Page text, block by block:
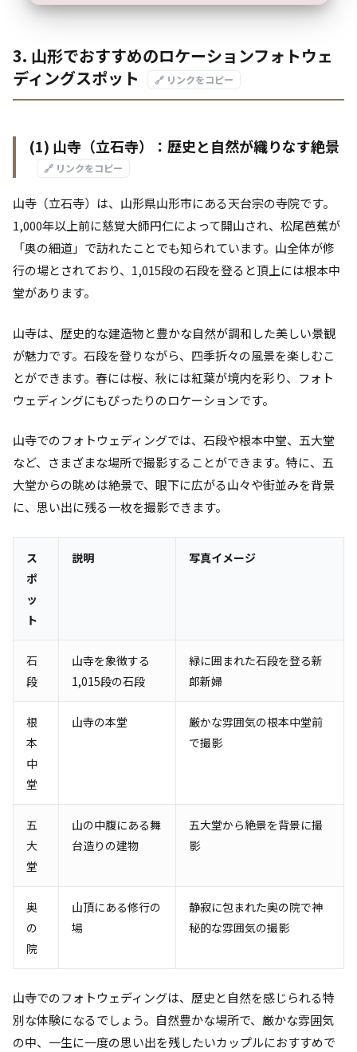
3. 山形でおすすめのロケーションフォトウェ
ディングスポット
🔗 リンクをコピー
(1) 山寺（立石寺）：歴史と自然が織りなす絶景
🔗 リンクをコピー
山寺（立石寺）は、山形県山形市にある天台宗の寺院です。
1,000年以上前に慈覚大師円仁によって開山され、松尾芭蕉が
「奥の細道」で訪れたことでも知られています。山全体が修
行の場とされており、1,015段の石段を登ると頂上には根本中
堂があります。
山寺は、歴史的な建造物と豊かな自然が調和した美しい景観
が魅力です。石段を登りながら、四季折々の風景を楽しむこ
とができます。春には桜、秋には紅葉が境内を彩り、フォト
ウェディングにもぴったりのロケーションです。
山寺でのフォトウェディングでは、石段や根本中堂、五大堂
など、さまざまな場所で撮影することができます。特に、五
大堂からの眺めは絶景で、眼下に広がる山々や街並みを背景
に、思い出に残る一枚を撮影できます。
ス
ポ
ッ
ト
説明 写真イメージ
石
段
山寺を象徴する
1,015段の石段
緑に囲まれた石段を登る新
郎新婦
根
本
中
堂
山寺の本堂
厳かな雰囲気の根本中堂前
で撮影
五
大
堂
山の中腹にある舞
台造りの建物
五大堂から絶景を背景に撮
影
奥
の
院
山頂にある修行の
場
静寂に包まれた奥の院で神
秘的な雰囲気の撮影
山寺でのフォトウェディングは、歴史と自然を感じられる特
別な体験になるでしょう。自然豊かな場所で、厳かな雰囲気
の中、一生に一度の思い出を残したいカップルにおすすめで